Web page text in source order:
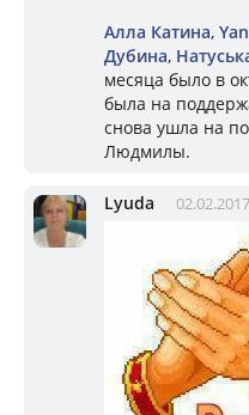
Алла Катина,
Дубина,
месяца было в
была на
снова ушла на
Людмилы.
Lyuda